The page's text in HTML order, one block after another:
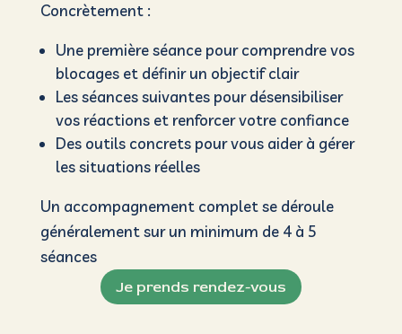
Concrètement :
Une première séance pour comprendre vos
blocages et définir un objectif clair
Les séances suivantes pour désensibiliser
vos réactions et renforcer votre confiance
Des outils concrets pour vous aider à gérer
les situations réelles
Un accompagnement complet se déroule
généralement sur un minimum de 4 à 5
séances
Je prends rendez-vous